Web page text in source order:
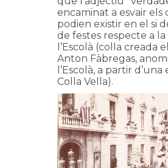
encaminat a esvair
podien existir en el si
de festes respecte a la
l’Escolà (colla creada
Anton Fàbregas,
l’Escolà, a partir d’una
Colla Vella).